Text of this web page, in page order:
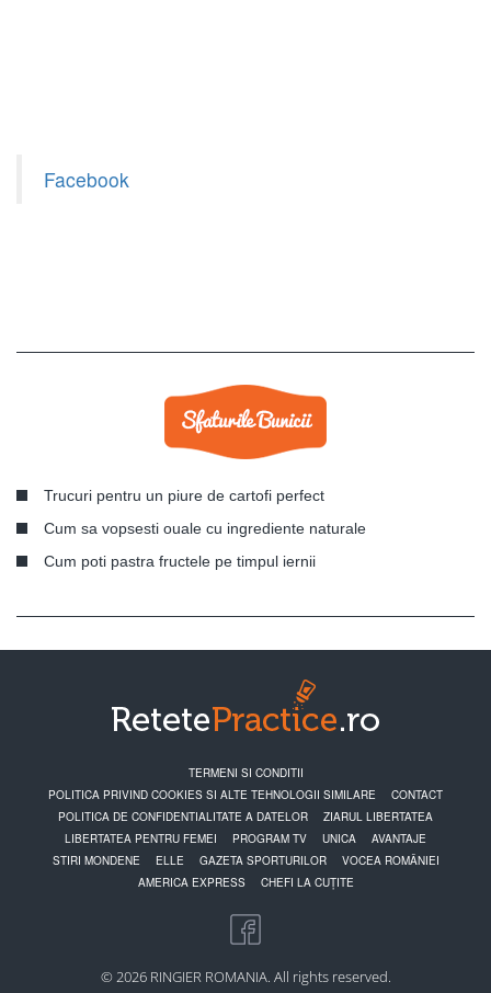
Facebook
Trucuri pentru un piure de cartofi perfect
Cum sa vopsesti ouale cu ingrediente naturale
Cum poti pastra fructele pe timpul iernii
TERMENI SI CONDITII
POLITICA PRIVIND COOKIES SI ALTE TEHNOLOGII SIMILARE
CONTACT
POLITICA DE CONFIDENTIALITATE A DATELOR
ZIARUL LIBERTATEA
LIBERTATEA PENTRU FEMEI
PROGRAM TV UNICA
AVANTAJE
STIRI MONDENE
ELLE GAZETA SPORTURILOR
VOCEA ROMÂNIEI
AMERICA EXPRESS
CHEFI LA CUȚITE
© 2026 RINGIER ROMANIA. All rights reserved.